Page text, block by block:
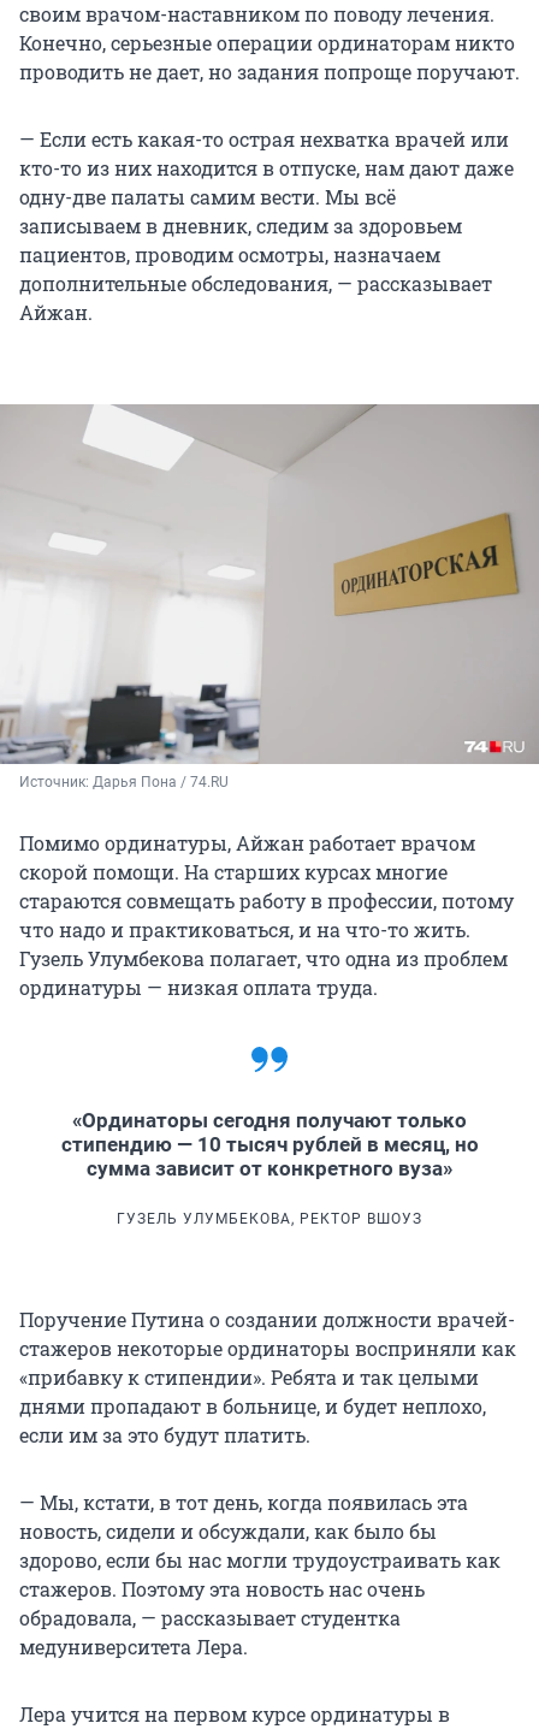
своим врачом-наставником по поводу лечения.
Конечно, серьезные операции ординаторам никто
проводить не дает, но задания попроще поручают.
— Если есть какая-то острая нехватка врачей или
кто-то из них находится в отпуске, нам дают даже
одну-две палаты самим вести. Мы всё
записываем в дневник, следим за здоровьем
пациентов, проводим осмотры, назначаем
дополнительные обследования, — рассказывает
Айжан.
Источник: Дарья Пона / 74.RU
Помимо ординатуры, Айжан работает врачом
скорой помощи. На старших курсах многие
стараются совмещать работу в профессии, потому
что надо и практиковаться, и на что-то жить.
Гузель Улумбекова полагает, что одна из проблем
ординатуры — низкая оплата труда.
«Ординаторы сегодня получают только
стипендию — 10 тысяч рублей в месяц, но
сумма зависит от конкретного вуза»
ГУЗЕЛЬ УЛУМБЕКОВА, РЕКТОР ВШОУЗ
Поручение Путина о создании должности врачей-
стажеров некоторые ординаторы восприняли как
«прибавку к стипендии». Ребята и так целыми
днями пропадают в больнице, и будет неплохо,
если им за это будут платить.
— Мы, кстати, в тот день, когда появилась эта
новость, сидели и обсуждали, как было бы
здорово, если бы нас могли трудоустраивать как
стажеров. Поэтому эта новость нас очень
обрадовала, — рассказывает студентка
медуниверситета Лера.
Лера учится на первом курсе ординатуры в